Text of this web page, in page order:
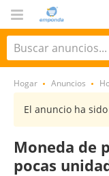
Hogar Anuncios
El anuncio ha
Moneda de
pocas